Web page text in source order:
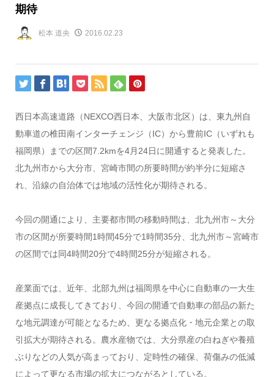
期待
松本 道央 2016.02.23
西日本高速道路（NEXCO西日本、大阪市北区）は、東九州自
動車道の椎田南インターチェンジ（IC）から豊前IC（いずれも
福岡県）までの区間7.2kmを4月24日に開通すると発表した。
北九州市から大分市、宮崎市間の所要時間が約半分に短縮さ
れ、沿線の自治体では地域の活性化が期待される。
今回の開通により、主要都市間の移動時間は、北九州市～大分
市の区間が所要時間1時間45分で1時間35分、北九州市～宮崎市
の区間では同4時間20分で4時間25分が短縮される。
産業面では、近年、北部九州は福岡県を中心に自動車の一大生
産拠点に成長してきており、今回の開通で自動車の部品の新た
な地元調達が可能となるため、更なる拠点化・地元企業との取
引拡大が期待される。農水産物では、大分県産の白ねぎや養殖
ぶりなどの人気が高まっており、定時性の確保、荷傷みの低減
によって更なる市場の拡大につながるとしている。